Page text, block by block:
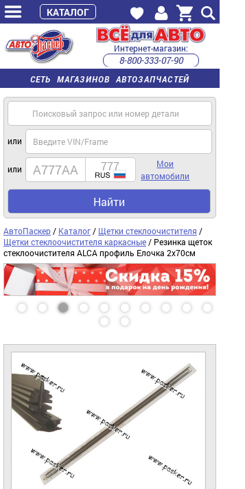
СЕТЬ МАГАЗИНОВ АВТОЗАПЧАСТЕЙ
Интернет-магазин:
8-800-333-07-90
часы работы с 9:00 до 22:00 (пн-пт)
или
или
Мои
автомобили
Найти
АвтоПаскер / Каталог / Щетки стеклоочистителя /
Щетки стеклоочистителя каркасные / Резинка щеток
стеклоочистителя ALCA профиль Елочка 2х70см
КАТАЛОГ